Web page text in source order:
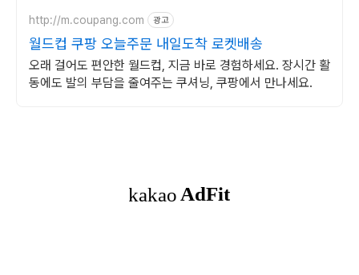
http://m.coupang.com 광고
월드컵 쿠팡 오늘주문 내일도착 로켓배송
오래 걸어도 편안한 월드컵, 지금 바로 경험하세요. 장시간 활
동에도 발의 부담을 줄여주는 쿠셔닝, 쿠팡에서 만나세요.